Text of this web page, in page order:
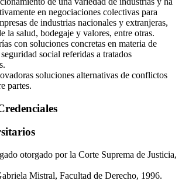
en negociaciones colectivas para
de industrias nacionales y extranjeras,
la salud, bodegaje y valores, entre otras.
con soluciones concretas en materia de
social referidas a tratados
soluciones alternativas de conflictos
partes.
otorgado por la Corte Suprema de Justicia,
Mistral, Facultad de Derecho, 1996.